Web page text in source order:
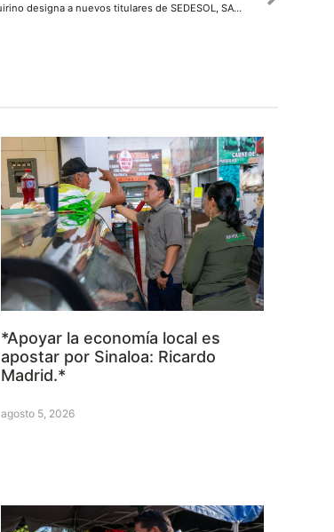
Quirino designa a nuevos titulares de SEDESOL, SAyG y SEDESU
*Apoyar la economía local es
apostar por Sinaloa: Ricardo
Madrid.*
agosto 5, 2026